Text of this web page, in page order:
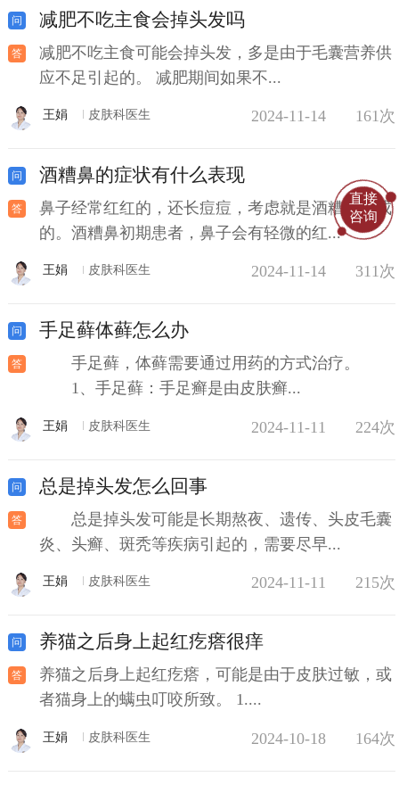
减肥不吃主食会掉头发吗
减肥不吃主食可能会掉头发，多是由于毛囊营养供
应不足引起的。 减肥期间如果不...
王娟 皮肤科医生 2024-11-14 161次
酒糟鼻的症状有什么表现
鼻子经常红红的，还长痘痘，考虑就是酒糟鼻造成
的。酒糟鼻初期患者，鼻子会有轻微的红...
王娟 皮肤科医生 2024-11-14 311次
手足藓体藓怎么办
手足藓，体藓需要通过用药的方式治疗。
1、手足藓：手足癣是由皮肤癣...
王娟 皮肤科医生 2024-11-11 224次
总是掉头发怎么回事
总是掉头发可能是长期熬夜、遗传、头皮毛囊
炎、头癣、斑秃等疾病引起的，需要尽早...
王娟 皮肤科医生 2024-11-11 215次
养猫之后身上起红疙瘩很痒
养猫之后身上起红疙瘩，可能是由于皮肤过敏，或
者猫身上的螨虫叮咬所致。 1....
王娟 皮肤科医生 2024-10-18 164次
直接
咨询